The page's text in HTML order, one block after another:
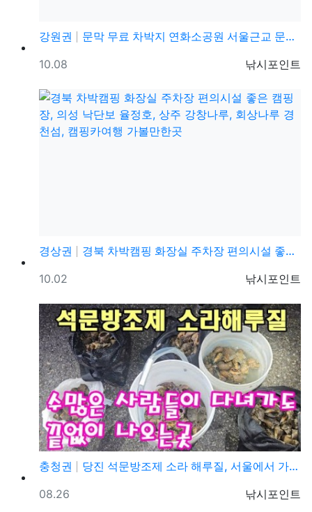
강원권
문막 무료 차박지 연화소공원 서울근교 문막교 무료 차박…
등록자
낚시포인트
등록일
10.08
경상권
경북 차박캠핑 화장실 주차장 편의시설 좋은 캠핑장, 의…
등록자
낚시포인트
등록일
10.02
충청권
당진 석문방조제 소라 해루질, 서울에서 가까운 서해 해…
등록자
낚시포인트
등록일
08.26